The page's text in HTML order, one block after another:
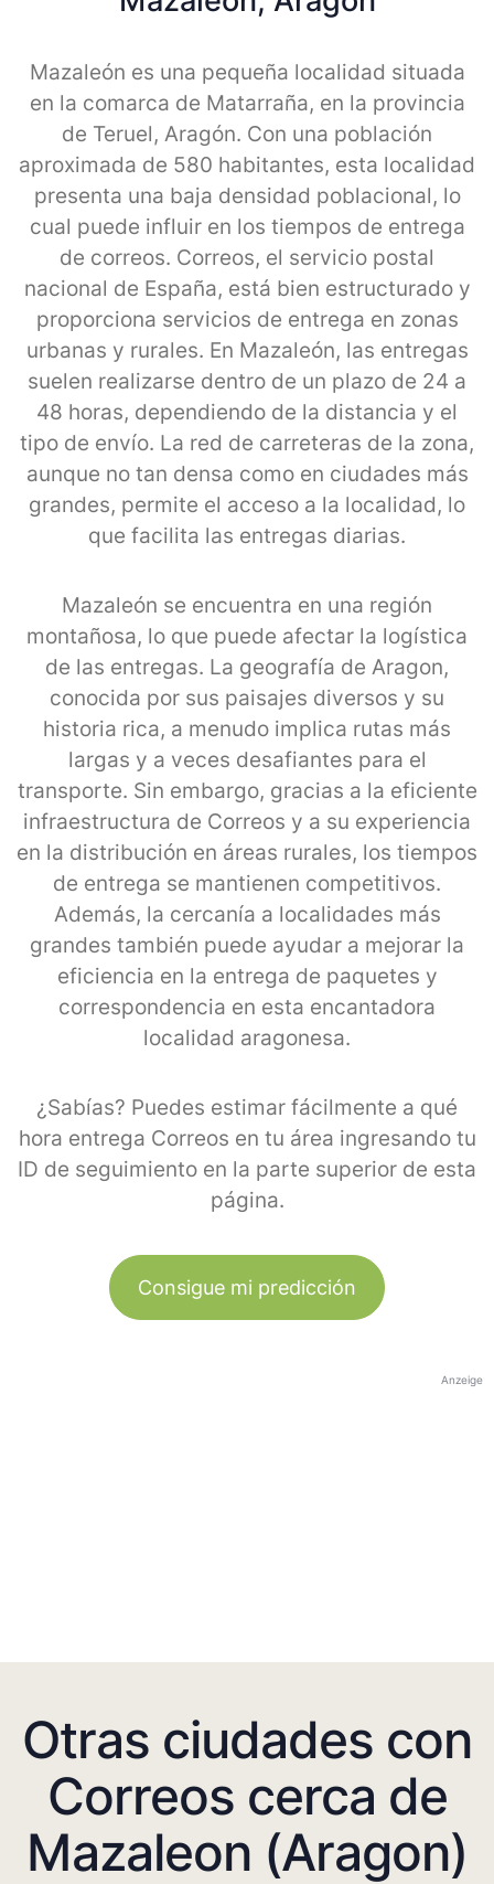
Mazaleón es una pequeña localidad situada
en la comarca de Matarraña, en la provincia
de Teruel, Aragón. Con una población
aproximada de 580 habitantes, esta localidad
presenta una baja densidad poblacional, lo
cual puede influir en los tiempos de entrega
de correos. Correos, el servicio postal
nacional de España, está bien estructurado y
proporciona servicios de entrega en zonas
urbanas y rurales. En Mazaleón, las entregas
suelen realizarse dentro de un plazo de 24 a
48 horas, dependiendo de la distancia y el
tipo de envío. La red de carreteras de la zona,
aunque no tan densa como en ciudades más
grandes, permite el acceso a la localidad, lo
que facilita las entregas diarias.
Mazaleón se encuentra en una región
montañosa, lo que puede afectar la logística
de las entregas. La geografía de Aragon,
conocida por sus paisajes diversos y su
historia rica, a menudo implica rutas más
largas y a veces desafiantes para el
transporte. Sin embargo, gracias a la eficiente
infraestructura de Correos y a su experiencia
en la distribución en áreas rurales, los tiempos
de entrega se mantienen competitivos.
Además, la cercanía a localidades más
grandes también puede ayudar a mejorar la
eficiencia en la entrega de paquetes y
correspondencia en esta encantadora
localidad aragonesa.
¿Sabías? Puedes estimar fácilmente a qué
hora entrega Correos en tu área ingresando tu
ID de seguimiento en la parte superior de esta
página.
Consigue mi predicción
Anzeige
Otras ciudades con
Correos cerca de
Mazaleon (Aragon)